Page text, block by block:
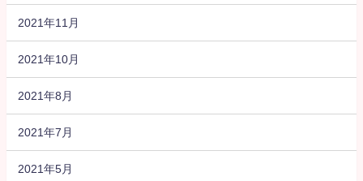
2021年11月
2021年10月
2021年8月
2021年7月
2021年5月